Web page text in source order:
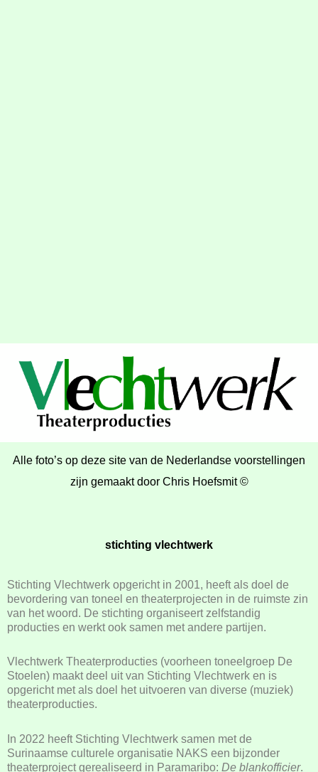
Alle foto’s op deze site van de Nederlandse voorstellingen
zijn gemaakt door Chris Hoefsmit ©
stichting vlechtwerk
Stichting Vlechtwerk opgericht in 2001, heeft als doel de
bevordering van toneel en theaterprojecten in de ruimste zin
van het woord. De stichting organiseert zelfstandig
producties en werkt ook samen met andere partijen.
Vlechtwerk Theaterproducties (voorheen toneelgroep De
Stoelen) maakt deel uit van Stichting Vlechtwerk en is
opgericht met als doel het uitvoeren van diverse (muziek)
theaterproducties.
In 2022 heeft Stichting Vlechtwerk samen met de
Surinaamse culturele organisatie NAKS een bijzonder
theaterproject gerealiseerd in Paramaribo: De blankofficier.